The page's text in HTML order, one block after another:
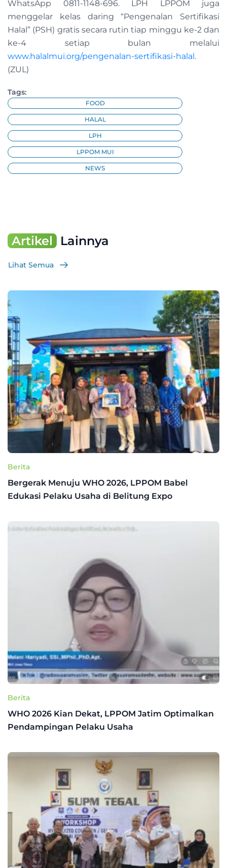
WhatsApp 0811-1148-696. LPH LPPOM juga
menggelar kelas daring “Pengenalan Sertifikasi
Halal” (PSH) gratis secara rutin tiap minggu ke-2 dan
ke-4 setiap bulan melalui
www.halalmui.org/pengenalan-sertifikasi-halal.
(ZUL)
Tags:
FOOD
HALAL
LPH
LPPOM MUI
NEWS
Artikel Lainnya
Lihat Semua
Berita
Bergerak Menuju WHO 2026, LPPOM Babel
Edukasi Pelaku Usaha di Belitung Expo
Berita
WHO 2026 Kian Dekat, LPPOM Jatim Optimalkan
Pendampingan Pelaku Usaha